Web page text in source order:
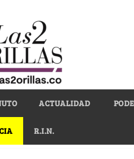
ACTUALIDAD
R.I.N.